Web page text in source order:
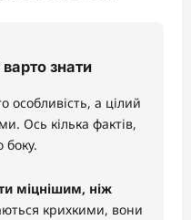
варто знати
особливість, а цілий
Ось кілька фактів,
боку.
міцнішим, ніж
крихкими, вони